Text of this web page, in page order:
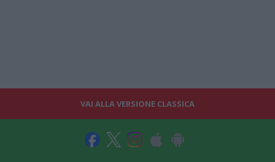
VAI ALLA VERSIONE CLASSICA